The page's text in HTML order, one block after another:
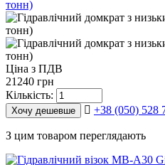
Ціна з ПДВ
21240 грн
Кількість:
Хочу дешевше +38 (050) 528
З цим товаром переглядають